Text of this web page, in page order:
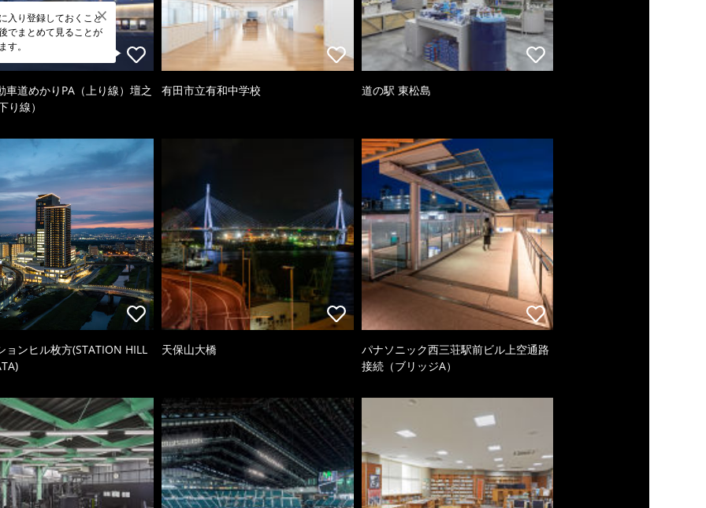
入り登録しておくこと
でまとめて見ることが
す。
車道めかりPA（上り線）壇之
り線）
有田市立有和中学校 道の駅 東松島
ョンヒル枚方(STATION HILL
天保山大橋
パナソニック西三荘駅前ビル上空通路
接続（ブリッジA）